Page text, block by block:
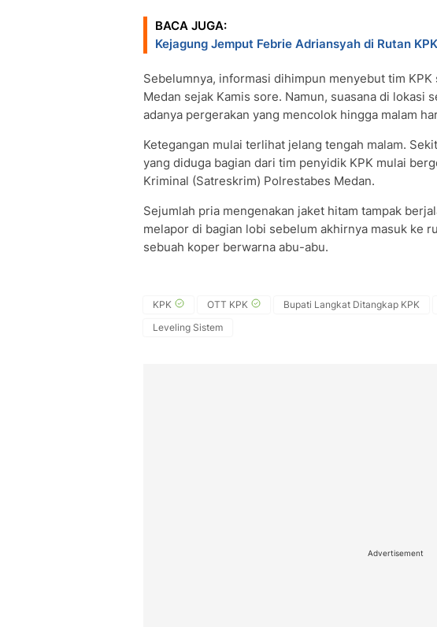
BACA JUGA:
Kejagung Jemput Febrie Adriansyah di Rutan KPK
Sebelumnya, informasi dihimpun menyebut tim
Medan sejak Kamis sore. Namun, suasana di lokasi
adanya pergerakan yang mencolok hingga malam
Ketegangan mulai terlihat jelang tengah malam.
yang diduga bagian dari tim penyidik KPK mulai
Kriminal (Satreskrim) Polrestabes Medan.
Sejumlah pria mengenakan jaket hitam tampak
melapor di bagian lobi sebelum akhirnya masuk ke
sebuah koper berwarna abu-abu.
KPK OTT KPK Bupati Langkat Ditangkap KPK
Leveling Sistem
Advertisement